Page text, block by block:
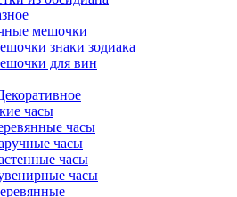
мешочки
знаки зодиака
для вин
часы
часы
часы
часы
часы